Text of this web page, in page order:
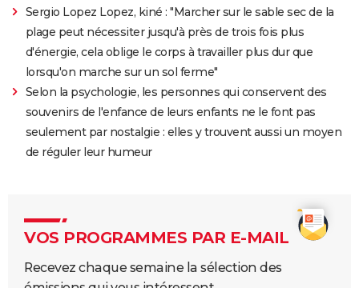
Sergio Lopez Lopez, kiné : "Marcher sur le sable sec de la
plage peut nécessiter jusqu'à près de trois fois plus
d'énergie, cela oblige le corps à travailler plus dur que
lorsqu'on marche sur un sol ferme"
Selon la psychologie, les personnes qui conservent des
souvenirs de l'enfance de leurs enfants ne le font pas
seulement par nostalgie : elles y trouvent aussi un moyen
de réguler leur humeur
VOS PROGRAMMES PAR E-MAIL
Recevez chaque semaine la sélection des